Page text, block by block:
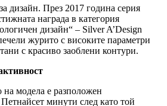
дизайн. През 2017 година серия
награда в категория
дизайн“ – Silver A’Design
журито с високите параметри
с красиво заоблени контури.
модела е разположен
минути след като той